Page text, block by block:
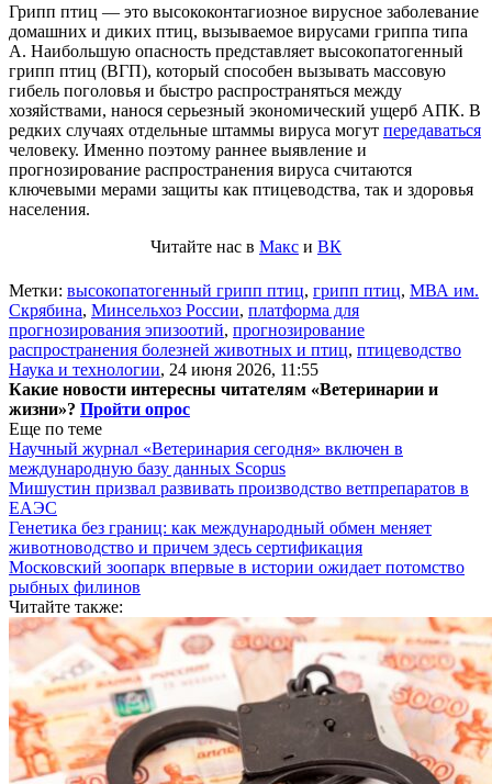
Грипп птиц — это высококонтагиозное вирусное заболевание
домашних и диких птиц, вызываемое вирусами гриппа типа
А. Наибольшую опасность представляет высокопатогенный
грипп птиц (ВГП), который способен вызывать массовую
гибель поголовья и быстро распространяться между
хозяйствами, нанося серьезный экономический ущерб АПК. В
редких случаях отдельные штаммы вируса могут передаваться
человеку. Именно поэтому раннее выявление и
прогнозирование распространения вируса считаются
ключевыми мерами защиты как птицеводства, так и здоровья
населения.
Читайте нас в Макс и ВК
Метки: высокопатогенный грипп птиц, грипп птиц, МВА им.
Скрябина, Минсельхоз России, платформа для
прогнозирования эпизоотий, прогнозирование
распространения болезней животных и птиц, птицеводство
Наука и технологии, 24 июня 2026, 11:55
Какие новости интересны читателям «Ветеринарии и
жизни»? Пройти опрос
Еще по теме
Научный журнал «Ветеринария сегодня» включен в
международную базу данных Scopus
Мишустин призвал развивать производство ветпрепаратов в
ЕАЭС
Генетика без границ: как международный обмен меняет
животноводство и причем здесь сертификация
Московский зоопарк впервые в истории ожидает потомство
рыбных филинов
Читайте также: